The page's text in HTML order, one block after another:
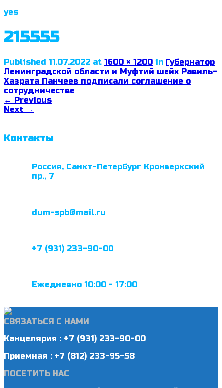
yes
215555
Published 11.07.2022 at 1600 × 1200 in Губернатор
Ленинградской области и Муфтий шейх Равиль-
Хазрата Панчеев подписали соглашение о
сотрудничестве
← Previous
Next →
Контакты
Россия, Санкт-Петербург Кронверкский
пр., 7
dum-spb@mail.ru
+7 (931) 233-90-00
Ежедневно 10:00 - 17:00
СВЯЗАТЬСЯ С НАМИ
Канцелярия : +7 (931) 233-90-00
Приемная : +7 (812) 233-95-58
ПОСЕТИТЬ НАС